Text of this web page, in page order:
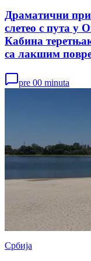
Драматични
слетео с пута у
Кабина
са лакшим
pre 00 minuta
Србија